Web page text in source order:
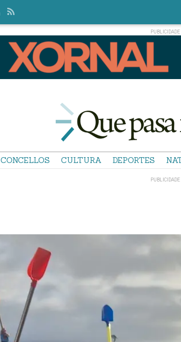
CONCELLOS CULTURA DEPORTES